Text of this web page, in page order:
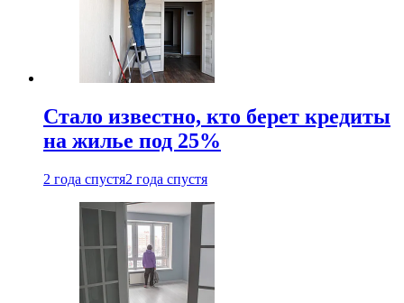
Стало известно, кто берет кредиты
на жилье под 25%
2 года спустя2 года спустя